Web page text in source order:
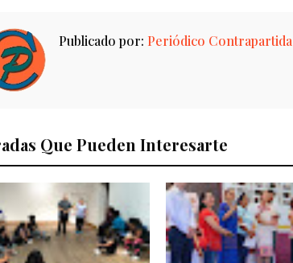
Publicado por: Periódico Contrapartida
Que Pueden Interesarte